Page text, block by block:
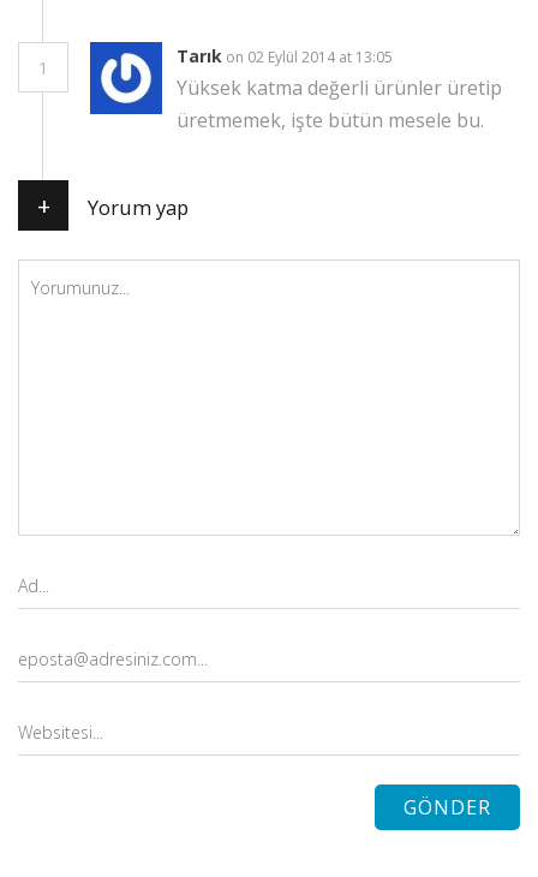
1
Tarık on 02 Eylül 2014 at 13:05
Yüksek katma değerli ürünler üretip
üretmemek, işte bütün mesele bu.
+ Yorum yap